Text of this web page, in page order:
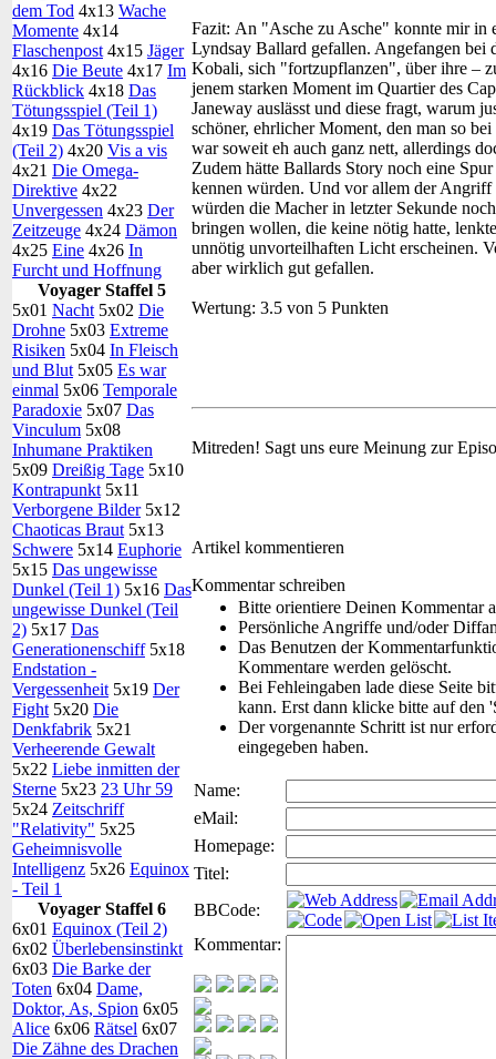
dem Tod 4x13 Wache
Momente 4x14
Flaschenpost 4x15 Jäger
4x16 Die Beute 4x17 Im
Rückblick 4x18 Das
Tötungsspiel (Teil 1)
4x19 Das Tötungsspiel
(Teil 2) 4x20 Vis a vis
4x21 Die Omega-
Direktive 4x22
Unvergessen 4x23 Der
Zeitzeuge 4x24 Dämon
4x25 Eine 4x26 In
Furcht und Hoffnung
Voyager Staffel 5
5x01 Nacht 5x02 Die
Drohne 5x03 Extreme
Risiken 5x04 In Fleisch
und Blut 5x05 Es war
einmal 5x06 Temporale
Paradoxie 5x07 Das
Vinculum 5x08
Inhumane Praktiken
5x09 Dreißig Tage 5x10
Kontrapunkt 5x11
Verborgene Bilder5x12
Chaoticas Braut 5x13
Schwere 5x14 Euphorie
5x15 Das ungewisse
Dunkel (Teil 1) 5x16 Das
ungewisse Dunkel (Teil
2) 5x17 Das
Generationenschiff5x18
Endstation -
Vergessenheit 5x19 Der
Fight 5x20 Die
Denkfabrik 5x21
Verheerende Gewalt
5x22 Liebe inmitten der
Sterne 5x23 23 Uhr 59
5x24 Zeitschriff
"Relativity" 5x25
Geheimnisvolle
Intelligenz 5x26 Equinox
- Teil 1
Voyager Staffel 6
6x01 Equinox (Teil 2)
6x02 Überlebensinstinkt
6x03 Die Barke der
Toten 6x04 Dame,
Doktor, As, Spion 6x05
Alice 6x06 Rätsel 6x07
Die Zähne des Drachen
Fazit: An "Asche zu Asche" konnte mir in
Lyndsay Ballard gefallen. Angefangen bei
Kobali, sich "fortzupflanzen", über ihre –
jenem starken Moment im Quartier des
Janeway auslässt und diese fragt, warum
schöner, ehrlicher Moment, den man so
war soweit eh auch ganz nett, allerdings
Zudem hätte Ballards Story noch eine
kennen würden. Und vor allem der
würden die Macher in letzter Sekunde
bringen wollen, die keine nötig hatte,
unnötig unvorteilhaften Licht erscheinen.
aber wirklich gut gefallen.
Wertung: 3.5 von 5 Punkten
Mitreden! Sagt uns eure Meinung zur
Artikel kommentieren
Kommentar schreiben
Bitte orientiere Deinen Kommentar
Persönliche Angriffe und/oder
Das Benutzen der
Kommentare werden gelöscht.
Bei Fehleingaben lade diese Seite
kann. Erst dann klicke bitte auf den
Der vorgenannte Schritt ist nur
eingegeben haben.
Name:
eMail:
Homepage:
Titel:
BBCode:
Kommentar: